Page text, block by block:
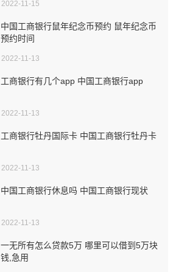
2022-11-15
中国工商银行鼠年纪念币预约 鼠年纪念币
预约时间
2022-11-13
工商银行有几个app 中国工商银行app
2022-11-13
工商银行牡丹国际卡 中国工商银行牡丹卡
2022-11-13
中国工商银行休息吗 中国工商银行现状
2022-11-13
一无所有怎么贷款5万 哪里可以借到5万块
钱,急用